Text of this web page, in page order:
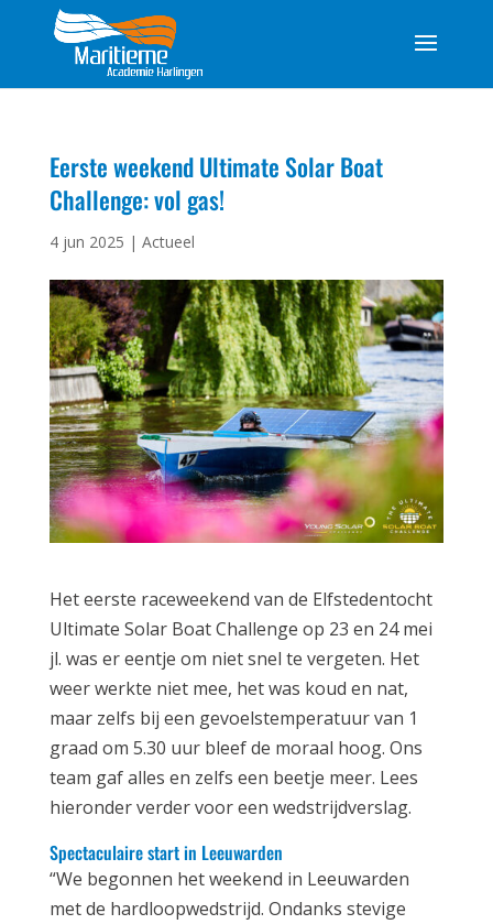
Eerste weekend Ultimate Solar Boat
Challenge: vol gas!
4 jun 2025 | Actueel
Het eerste raceweekend van de Elfstedentocht
Ultimate Solar Boat Challenge op 23 en 24 mei
jl. was er eentje om niet snel te vergeten. Het
weer werkte niet mee, het was koud en nat,
maar zelfs bij een gevoelstemperatuur van 1
graad om 5.30 uur bleef de moraal hoog. Ons
team gaf alles en zelfs een beetje meer. Lees
hieronder verder voor een wedstrijdverslag.
Spectaculaire start in Leeuwarden
“We begonnen het weekend in Leeuwarden
met de hardloopwedstrijd. Ondanks stevige